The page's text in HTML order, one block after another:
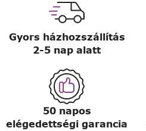
Gyors házhozszállítás
2-5 nap alatt
50 napos
elégedettségi garancia